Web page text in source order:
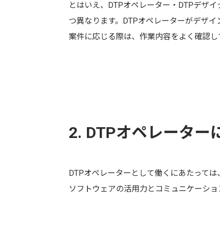
とはいえ、DTPオペレーター・DTPデザ
つ異なります。DTPオペレーターがデザ
案件に応じる際は、作業内容をよく確認
2. DTPオペレーター
DTPオペレーターとして働くにあたって
ソフトウェアの活用力とコミュニケーシ